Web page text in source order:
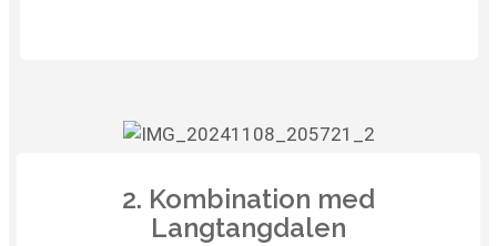
2. Kombination med
Langtangdalen